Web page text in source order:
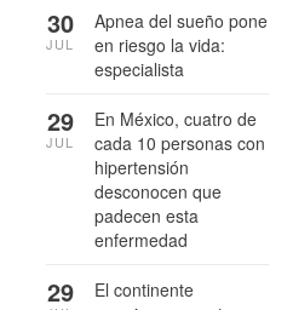
Apnea del sueño pone
en riesgo la vida:
especialista
30
JUL
En México, cuatro de
cada 10 personas con
hipertensión
desconocen que
padecen esta
enfermedad
29
JUL
El continente
29